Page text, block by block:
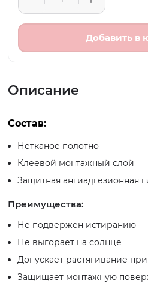
Добавить в
Описание
Состав:
Нетканое полотно
Клеевой монтажный слой
Защитная антиадгезионная
Преимущества:
Не подвержен истиранию
Не выгорает на солнце
Допускает растягивание
Защищает монтажную